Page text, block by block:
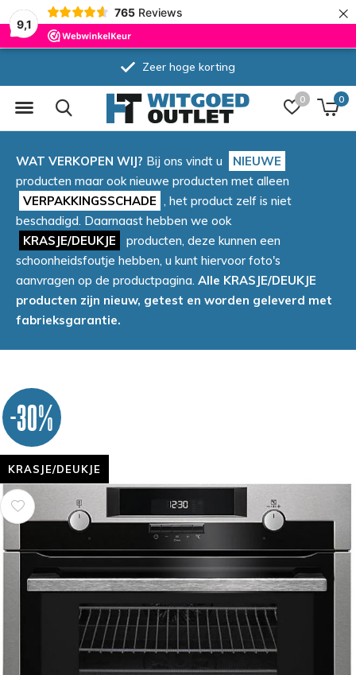
9,1
765 Reviews ×
0 0
Zeer hoge korting
WAT VERKOPEN WIJ? Bij ons vindt u
NIEUWE
producten maar ook nieuwe producten met alleen
VERPAKKINGSSCHADE , het product zelf is niet
beschadigd. Daarnaast hebben we ook
KRASJE/DEUKJE
producten, deze kunnen een
schoonheidsfoutje hebben, u kunt hiervoor foto's
aanvragen op de productpagina. Alle KRASJE/DEUKJE
producten zijn nieuw, getest en worden geleverd met
fabrieksgarantie.
-30%
KRASJE/DEUKJE